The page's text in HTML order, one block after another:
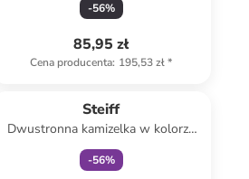
-56%
85,95 zł
Cena producenta: 195,53 zł*
Steiff
Dwustronna kamizelka w kolorze
jasnoróżowo-kremowym
-56%